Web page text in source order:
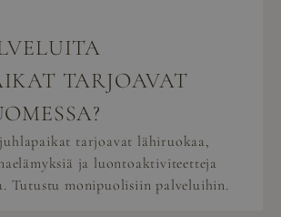
TARJOAVAT
tarjoavat lähiruokaa,
ja luontoaktiviteetteja
Tutustu monipuolisiin palveluihin.